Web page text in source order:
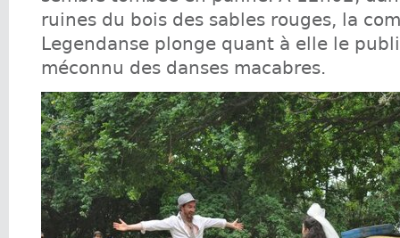
ruines du bois des sables rouges, la
Legendanse plonge quant à elle le
méconnu des danses macabres.